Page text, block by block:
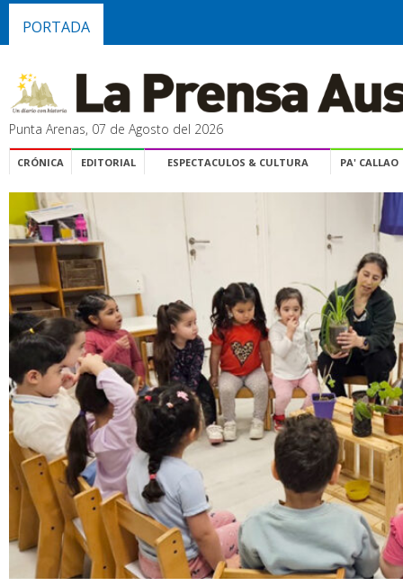
PORTADA
Punta Arenas, 07 de Agosto del 2026
CRÓNICA EDITORIAL ESPECTACULOS & CULTURA PA' CALLAO